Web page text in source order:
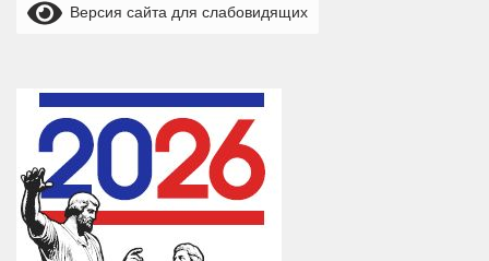
Версия сайта для слабовидящих